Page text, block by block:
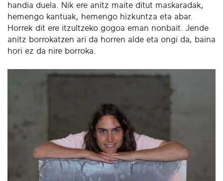
handia duela. Nik ere anitz maite ditut maskaradak,
hemengo kantuak, hemengo hizkuntza eta abar.
Horrek dit ere itzultzeko gogoa eman nonbait. Jende
anitz borrokatzen ari da horren alde eta ongi da, baina
hori ez da nire borroka.